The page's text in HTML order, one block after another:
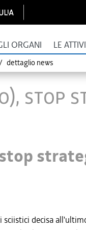
ORGANI LE
dettaglio news
sciistici decisa